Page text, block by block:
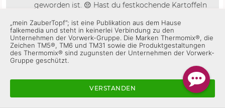
geworden ist. 😔 Hast du festkochende Kartoffeln
sollte das eigentlich nicht passieren. Liebe Grüße!
🍲😊
Gefällt mir
„mein ZauberTopf”; ist eine Publikation aus dem Hause
falkemedia und steht in keinerlei Verbindung zu den
Unternehmen der Vorwerk-Gruppe. Die Marken Thermomix®, die
Zeichen TM5®, TM6 und TM31 sowie die Produktgestaltungen
des Thermomix® sind zugunsten der Unternehmen der Vorwerk-
Gruppe geschützt.
VERSTANDEN